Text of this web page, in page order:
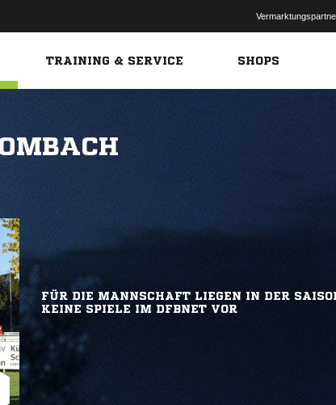
TRAINING & SERVICE SHOPS
FÜR DIE MANNSCHAFT LIEGEN IN DER
KEINE SPIELE IM DFBNET VOR